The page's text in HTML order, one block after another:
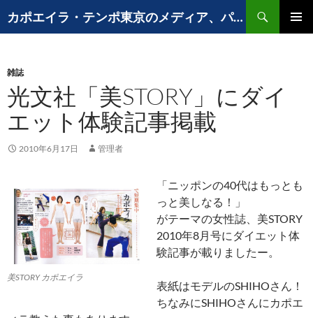
ン
ツ
へ
ス
キ
カポエイラ・テンポ東京のメディア、パフォーマンスなど出演歴
索
雑誌
光文社「美STORY」にダイ
エット体験記事掲載
2010年6月17日 管理者
美STORY カポエイラ
「ニッポンの40代はもっとも
っと美しなる！」
がテーマの女性誌、美STORY
2010年8月号にダイエット体
験記事が載りましたー。
表紙はモデルのSHIHOさん！
ちなみにSHIHOさんにカポエ